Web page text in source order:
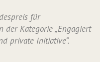
für
Kategorie „Engagiert
private Initiative“.